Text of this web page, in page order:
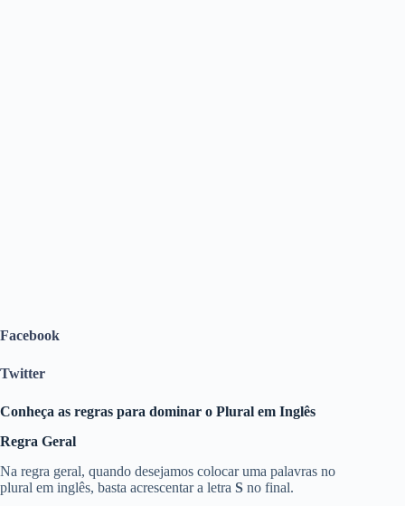
Facebook
Twitter
Conheça as regras para dominar o Plural em Inglês
Regra Geral
Na regra geral, quando desejamos colocar uma palavras no
plural em inglês, basta acrescentar a letra S no final.